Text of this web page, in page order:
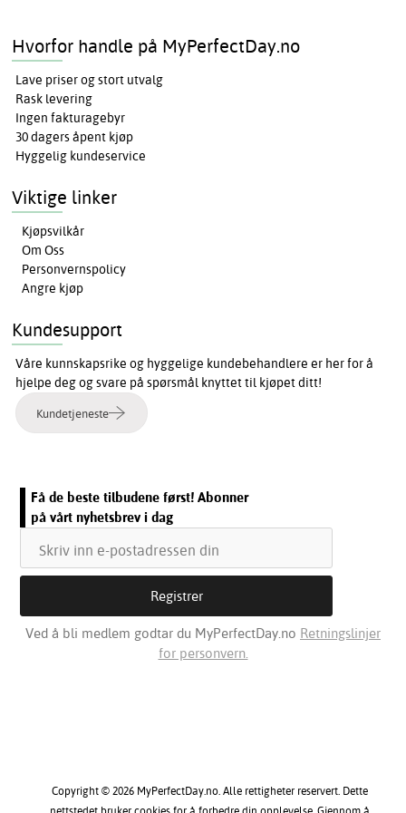
Hvorfor handle på MyPerfectDay.no
Lave priser og stort utvalg
Rask levering
Ingen fakturagebyr
30 dagers åpent kjøp
Hyggelig kundeservice
Viktige linker
Kjøpsvilkår
Om Oss
Personvernspolicy
Angre kjøp
Kundesupport
Våre kunnskapsrike og hyggelige kundebehandlere er her for å
hjelpe deg og svare på spørsmål knyttet til kjøpet ditt!
Kundetjeneste
Få de beste tilbudene først! Abonner
på vårt nyhetsbrev i dag
Ved å bli medlem godtar du MyPerfectDay.no Retningslinjer
for personvern.
Copyright © 2026 MyPerfectDay.no. Alle rettigheter reservert. Dette